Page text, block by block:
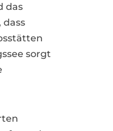
das
dass
sorgt